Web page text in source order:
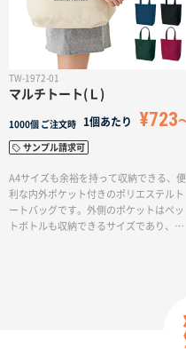
ネイビー・ブラックから、トレンドのベ
ージュ、スモークブルーを取り揃え環境
配慮を感じさせる優しいカラー展開で
TW-1972-01
マルチトート(Ｌ)
1000個 ご注文時 1個あたり ¥723
サンプル請求可
A4サイズも余裕を持って収納できる、便
利な内外ポケット付きのポリエステルト
ートバッグです。外側のポケットはペッ
トボトルも収納できるサイズであり、頑